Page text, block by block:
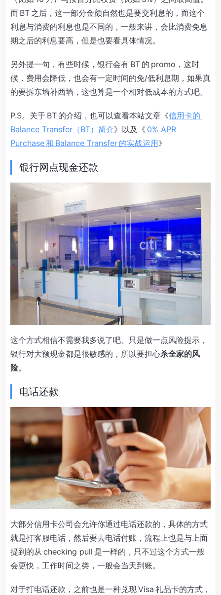
而 BT 之后，这一部分金额自然也是要交利息的，而这个
利息与消费的利息也是不同的，一般来讲，会比消费免息
期之后的利息要高，但是也要看具体情况。
另外提一句，有些时候，银行会有 BT 的 promo，这时
候，费用会降低，也会有一定时间的免/低利息期，如果真
的要拆东墙补西墙，这也算是一个相对低成本的方式吧。
P.S。关于 BT 的介绍，也可以查看本站文章《信用卡的
Balance Transfer（BT）简介》以及《 0% APR
Purchase 和 Balance Transfer 的实战运用》
银行网点现金还款
这个方式相信不需要我多说了吧。只是做一点风险提示，
银行对大额现金都是很敏感的，所以要担心杀全家的风
险。
电话还款
大部分信用卡公司会允许你通过电话还款的，具体的方式
就是打客服电话，然后要去电话付账，流程上也是与上面
提到的从 checking pull 是一样的，只不过这个方式一般
会更快，工作时间之类，一般会当天到账。
对于打电话还款，之前也是一种兑现 Visa 礼品卡的方式，